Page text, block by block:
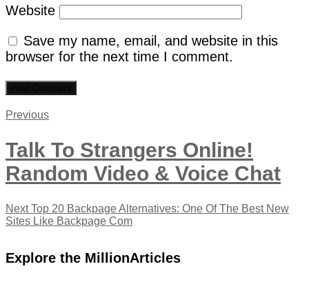
Website
Save my name, email, and website in this
browser for the next time I comment.
Post
navigation
PreviousPrevious
Talk To Strangers Online!
Random Video & Voice Chat
Next Next
post:
Top 20 Backpage Alternatives: One Of The Best New
Sites Like Backpage Com
Explore the MillionArticles